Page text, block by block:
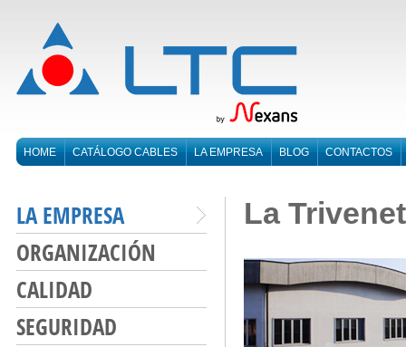
HOME CATÁLOGO CABLES LA EMPRESA BLOG CONTACTOS
LA EMPRESA
ORGANIZACIÓN
CALIDAD
SEGURIDAD
La